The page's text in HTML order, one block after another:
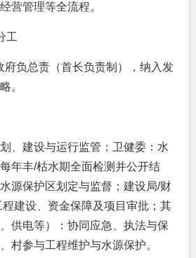
营管理等全流程。
工
府负总责（首长负责制），纳入发
。
、建设与运行监管；卫健委：水
年丰/枯水期全面检测并公开结
源保护区划定与监督；建设局/财
建设、资金保障及项目审批；其
供电等）：协同应急、执法与保
村参与工程维护与水源保护。